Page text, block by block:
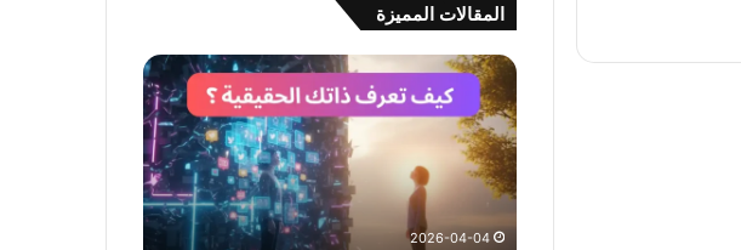
المقالات المميزة
ك
ف
ت
ع
ر
2026-04-04